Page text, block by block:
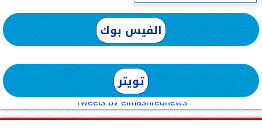
الفيس بوك
تويتر
Tweets by elmashreqnews